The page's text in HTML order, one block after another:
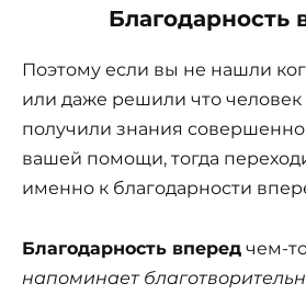
Благодарность
Поэтому если вы не нашли
или даже решили что человек
получили знания
вашей помощи, тогда
именно к благодарности
Благодарность вперед чем-
напоминает